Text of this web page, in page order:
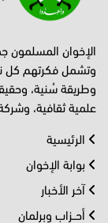
الإخوان المسلمون
وتشمل فكرتهم كل
وطريقة سُنية،
علمية ثقافية،
الرئيسية
بوابة الإخوان
آخر الأخبار
أحــزاب وبرلمان